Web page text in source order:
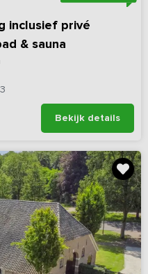
inclusief privé
& sauna
3
Bekijk details